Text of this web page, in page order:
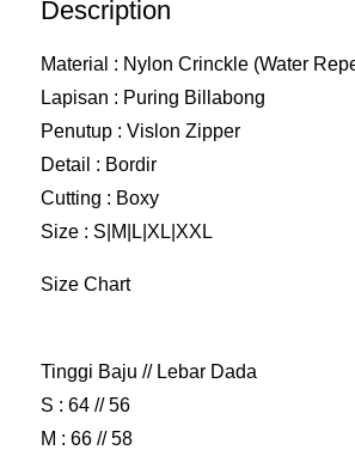
E
H
E
L
S
I
N
W
E
Description
Material : Nylon Crinckle (Water
Lapisan : Puring Billabong
Penutup : Vislon Zipper
Detail : Bordir
Cutting : Boxy
Size : S|M|L|XL|XXL
Size Chart
Tinggi Baju // Lebar Dada
S : 64 // 56
M : 66 // 58